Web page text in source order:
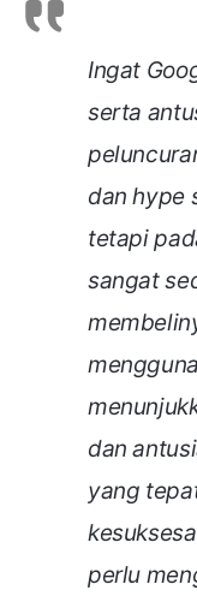
Ingat
serta
dan hype
tetapi
sangat
dan
yang
perlu